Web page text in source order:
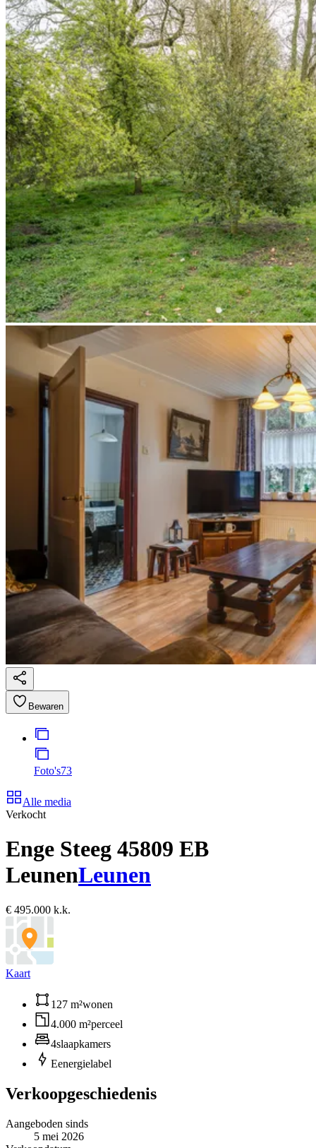
Bewaren
Foto's73
Alle media
Verkocht
Enge Steeg 45809 EB
LeunenLeunen
€ 495.000 k.k.
Kaart
127 m²wonen
4.000 m²perceel
4slaapkamers
Eenergielabel
Verkoopgeschiedenis
Aangeboden sinds
5 mei 2026